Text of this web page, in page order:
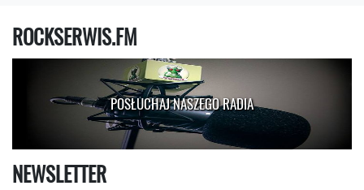
ROCKSERWIS.FM
POSŁUCHAJ NASZEGO RADIA
NEWSLETTER